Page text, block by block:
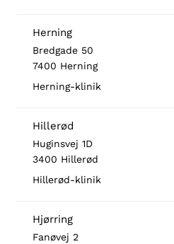
Herning
Bredgade 50
7400 Herning
Herning-klinik
Hillerød
Huginsvej 1D
3400 Hillerød
Hillerød-klinik
Hjørring
Fanøvej 2